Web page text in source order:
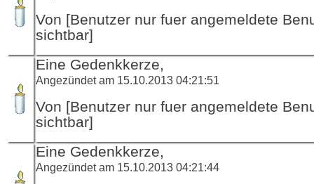
Von [Benutzer nur fuer angemeldete
sichtbar]
Eine Gedenkkerze,
Angezündet am 15.10.2013 04:21:51
Von [Benutzer nur fuer angemeldete
sichtbar]
Eine Gedenkkerze,
Angezündet am 15.10.2013 04:21:44